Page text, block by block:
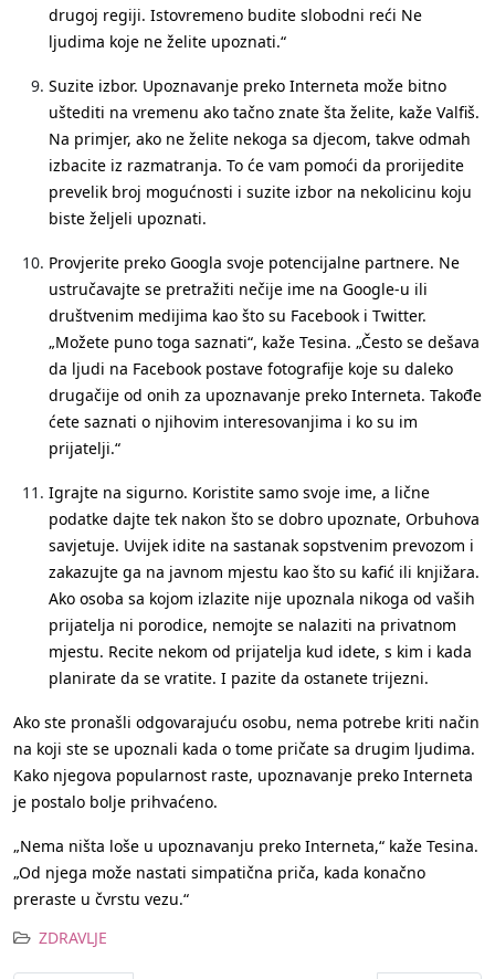
drugoj regiji. Istovremeno budite slobodni reći Ne
ljudima koje ne želite upoznati.“
Suzite izbor. Upoznavanje preko Interneta može bitno
uštediti na vremenu ako tačno znate šta želite, kaže Valfiš.
Na primjer, ako ne želite nekoga sa djecom, takve odmah
izbacite iz razmatranja. To će vam pomoći da prorijedite
prevelik broj mogućnosti i suzite izbor na nekolicinu koju
biste željeli upoznati.
Provjerite preko Googla svoje potencijalne partnere. Ne
ustručavajte se pretražiti nečije ime na Google-u ili
društvenim medijima kao što su Facebook i Twitter.
„Možete puno toga saznati“, kaže Tesina. „Često se dešava
da ljudi na Facebook postave fotografije koje su daleko
drugačije od onih za upoznavanje preko Interneta. Takođe
ćete saznati o njihovim interesovanjima i ko su im
prijatelji.“
Igrajte na sigurno. Koristite samo svoje ime, a lične
podatke dajte tek nakon što se dobro upoznate, Orbuhova
savjetuje. Uvijek idite na sastanak sopstvenim prevozom i
zakazujte ga na javnom mjestu kao što su kafić ili knjižara.
Ako osoba sa kojom izlazite nije upoznala nikoga od vaših
prijatelja ni porodice, nemojte se nalaziti na privatnom
mjestu. Recite nekom od prijatelja kud idete, s kim i kada
planirate da se vratite. I pazite da ostanete trijezni.
Ako ste pronašli odgovarajuću osobu, nema potrebe kriti način
na koji ste se upoznali kada o tome pričate sa drugim ljudima.
Kako njegova popularnost raste, upoznavanje preko Interneta
je postalo bolje prihvaćeno.
„Nema ništa loše u upoznavanju preko Interneta,“ kaže Tesina.
„Od njega može nastati simpatična priča, kada konačno
preraste u čvrstu vezu.“
ZDRAVLJE